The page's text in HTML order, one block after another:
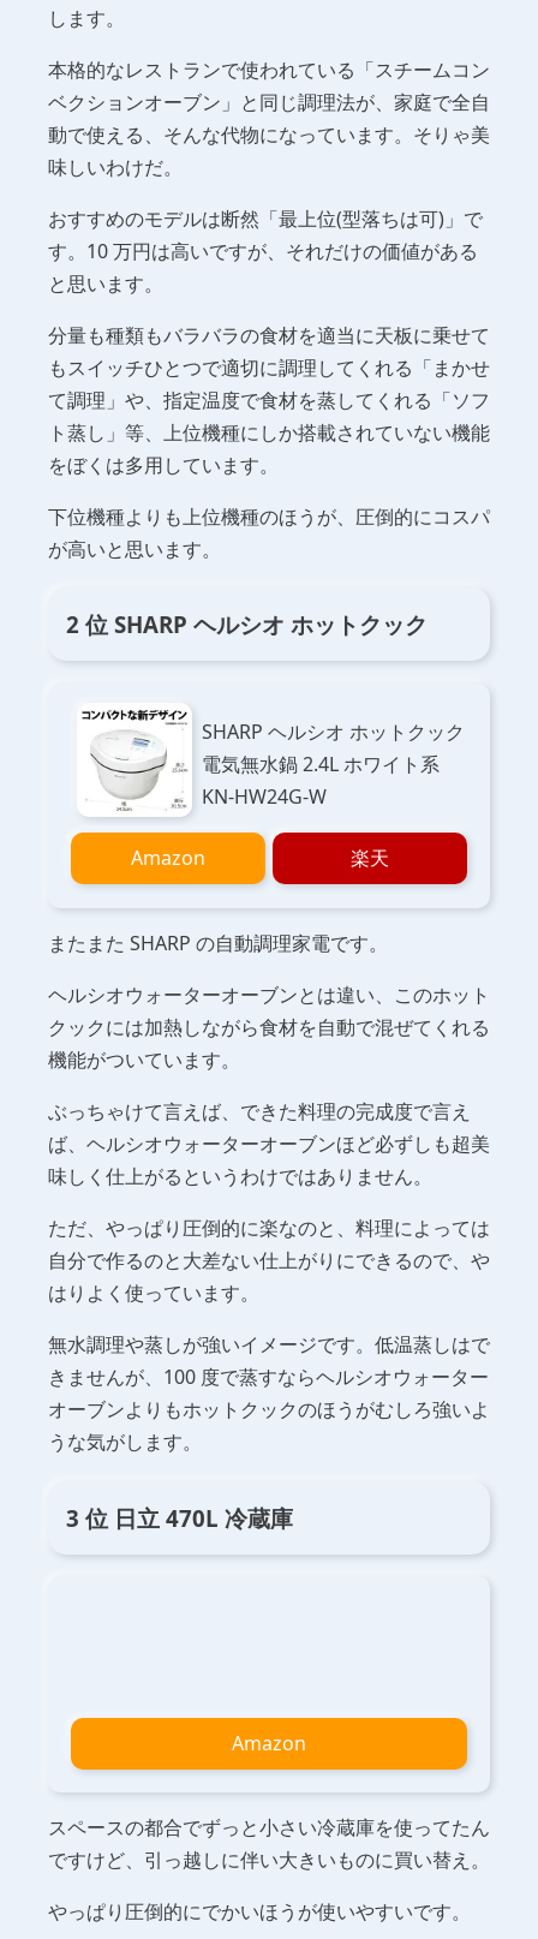
します。
本格的なレストランで使われている「スチームコン
ベクションオーブン」と同じ調理法が、家庭で全自
動で使える、そんな代物になっています。そりゃ美
味しいわけだ。
おすすめのモデルは断然「最上位(型落ちは可)」で
す。10 万円は高いですが、それだけの価値がある
と思います。
分量も種類もバラバラの食材を適当に天板に乗せて
もスイッチひとつで適切に調理してくれる「まかせ
て調理」や、指定温度で食材を蒸してくれる「ソフ
ト蒸し」等、上位機種にしか搭載されていない機能
をぼくは多用しています。
下位機種よりも上位機種のほうが、圧倒的にコスパ
が高いと思います。
2 位 SHARP ヘルシオ ホットクック
SHARP ヘルシオ ホットクック
電気無水鍋 2.4L ホワイト系
KN-HW24G-W
Amazon 楽天
またまた SHARP の自動調理家電です。
ヘルシオウォーターオーブンとは違い、このホット
クックには加熱しながら食材を自動で混ぜてくれる
機能がついています。
ぶっちゃけて言えば、できた料理の完成度で言え
ば、ヘルシオウォーターオーブンほど必ずしも超美
味しく仕上がるというわけではありません。
ただ、やっぱり圧倒的に楽なのと、料理によっては
自分で作るのと大差ない仕上がりにできるので、や
はりよく使っています。
無水調理や蒸しが強いイメージです。低温蒸しはで
きませんが、100 度で蒸すならヘルシオウォーター
オーブンよりもホットクックのほうがむしろ強いよ
うな気がします。
3 位 日立 470L 冷蔵庫
Amazon
スペースの都合でずっと小さい冷蔵庫を使ってたん
ですけど、引っ越しに伴い大きいものに買い替え。
やっぱり圧倒的にでかいほうが使いやすいです。